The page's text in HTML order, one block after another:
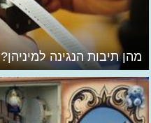
מהן תיבות הנגינה למיניהן?